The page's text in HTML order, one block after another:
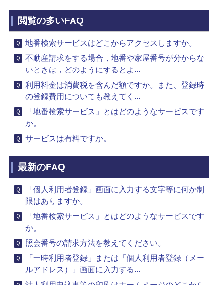
閲覧の多いFAQ
地番検索サービスはどこからアクセスしますか。
不動産請求をする場合，地番や家屋番号が分からな
いときは，どのようにするとよ...
利用料金は消費税を含んだ額ですか。また、登録時
の登録費用についても教えてく...
「地番検索サービス」とはどのようなサービスです
か。
サービスは有料ですか。
最新のFAQ
「個人利用者登録」画面に入力する文字等に何か制
限はありますか。
「地番検索サービス」とはどのようなサービスです
か。
照会番号の請求方法を教えてください。
「一時利用者登録」または「個人利用者登録（メー
ルアドレス）」画面に入力する...